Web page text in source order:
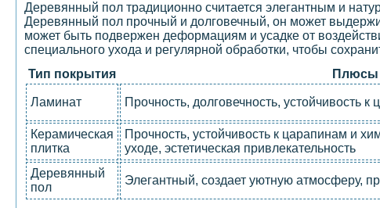
Деревянный пол традиционно считается элегантным и
Деревянный пол прочный и долговечный, он может
может быть подвержен деформациям и усадке от
специального ухода и регулярной обработки, чтобы
Тип покрытия
Плюсы
Ламинат Прочность, долговечность, устойчивость к
Керамическая
плитка
Прочность, устойчивость к царапинам и
уходе, эстетическая привлекательность
Деревянный
пол
Элегантный, создает уютную атмосферу,